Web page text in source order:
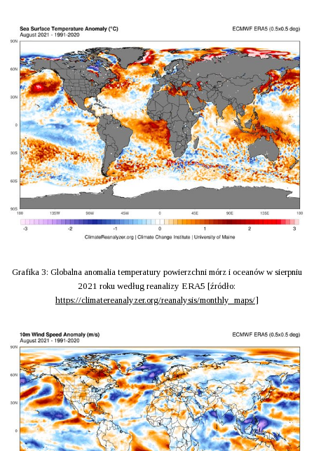
Grafika 3: Globalna anomalia temperatury powierzchni mórz i oceanów w sierpniu
2021 roku według reanalizy ERA5 [źródło:
https://climatereanalyzer.org/reanalysis/monthly_maps/]